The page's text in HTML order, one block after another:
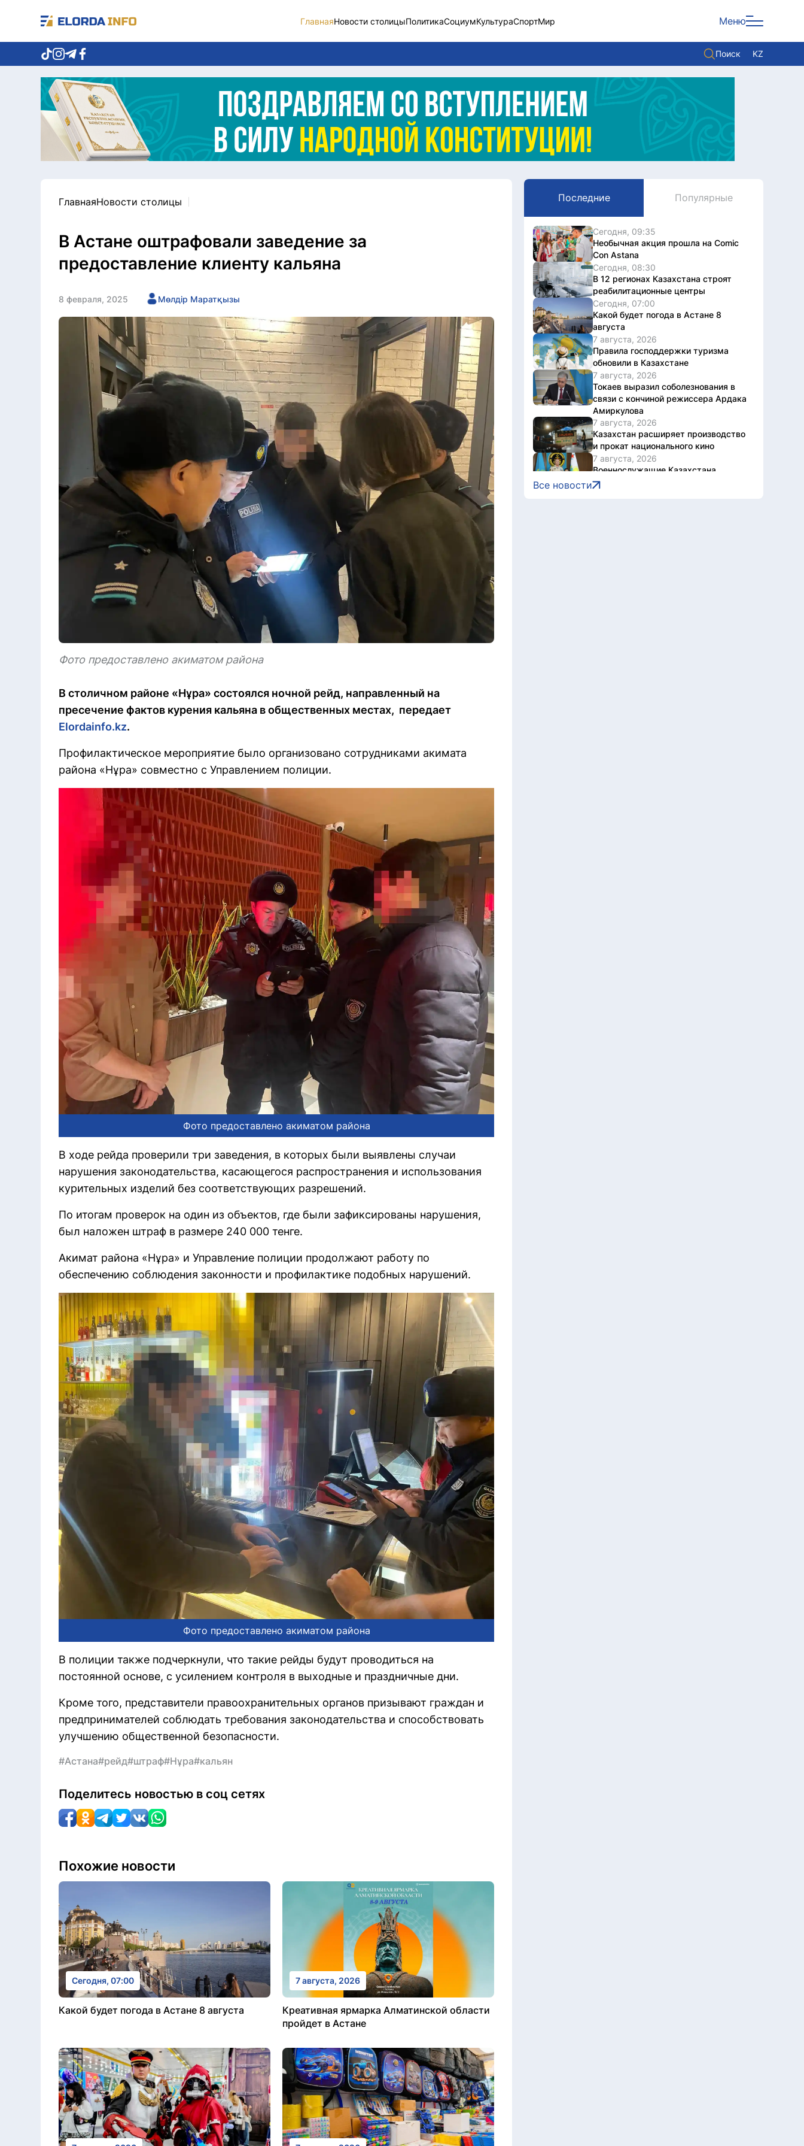
ГлавнаяНовости столицыПолитикаСоциумКультураСпортМир Меню
Поиск KZ
Новости столицы
Политика
Социум
Экономика
Спорт
Культура
Служба Комплаенс
Этический кодекс
Служу стране
ГлавнаяНовости столицы
В Астане оштрафовали заведение за
предоставление клиенту кальяна
8 февраля, 2025 Мөлдір Маратқызы
Фото предоставлено акиматом района
В столичном районе «Нұра» состоялся ночной рейд, направленный на
пресечение фактов курения кальяна в общественных местах, передает
Elordainfo.kz.
Профилактическое мероприятие было организовано сотрудниками акимата
района «Нұра» совместно с Управлением полиции.
Фото предоставлено акиматом района
В ходе рейда проверили три заведения, в которых были выявлены случаи
нарушения законодательства, касающегося распространения и использования
курительных изделий без соответствующих разрешений.
По итогам проверок на один из объектов, где были зафиксированы нарушения,
был наложен штраф в размере 240 000 тенге.
Акимат района «Нұра» и Управление полиции продолжают работу по
обеспечению соблюдения законности и профилактике подобных нарушений.
Фото предоставлено акиматом района
В полиции также подчеркнули, что такие рейды будут проводиться на
постоянной основе, с усилением контроля в выходные и праздничные дни.
Кроме того, представители правоохранительных органов призывают граждан и
предпринимателей соблюдать требования законодательства и способствовать
улучшению общественной безопасности.
#Астана#рейд#штраф#Нұра#кальян
Поделитесь новостью в соц сетях
Похожие новости
Сегодня, 07:00
Какой будет погода в Астане 8 августа
7 августа, 2026
Креативная ярмарка Алматинской области
пройдет в Астане
Последние Популярные
Сегодня, 09:35
Необычная акция прошла на Comic
Con Astana
Сегодня, 08:30
В 12 регионах Казахстана строят
реабилитационные центры
Сегодня, 07:00
Какой будет погода в Астане 8
августа
7 августа, 2026
Правила господдержки туризма
обновили в Казахстане
7 августа, 2026
Токаев выразил соболезнования в
связи с кончиной режиссера Ардака
Амиркулова
7 августа, 2026
Казахстан расширяет производство
и прокат национального кино
7 августа, 2026
Военнослужащие Казахстана
присоединились к чтению
Все новости